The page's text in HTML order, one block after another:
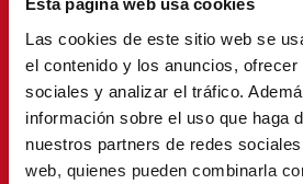
Las cookies de este sitio web se
el contenido y los anuncios, ofrecer
sociales y analizar el tráfico.
información sobre el uso que haga
nuestros partners de redes
web, quienes pueden combinarla